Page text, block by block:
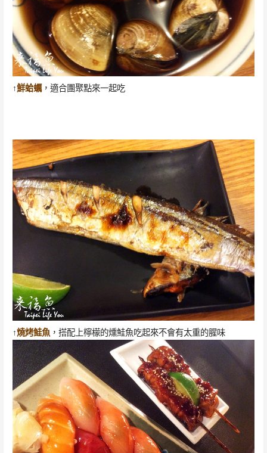
↑鮮蛤蠣，適合團聚點來一起吃
↑燒烤鮭魚 ，搭配上檸檬的燻鮭魚吃起來不會有太重的腥味